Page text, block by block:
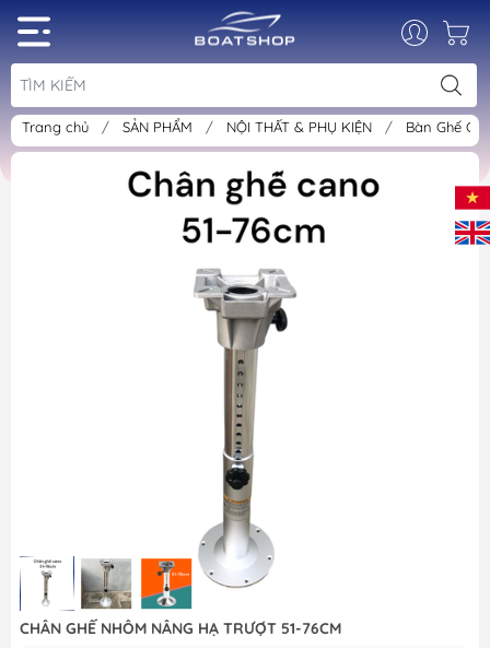
Trang chủ / SẢN PHẨM / NỘI THẤT & PHỤ KIỆN / Bàn Ghế
CHÂN GHẾ NHÔM NÂNG HẠ TRƯỢT 51-76CM